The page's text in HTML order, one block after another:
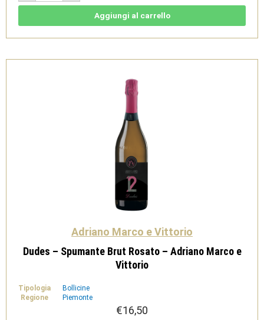
Nebbiolo
Adriano
Vittorio
Aggiungi al carrello
Adriano Marco e Vittorio
Dudes – Spumante Brut Rosato – Adriano Marco e
Vittorio
Tipologia
Bollicine
Regione
Piemonte
€16,50